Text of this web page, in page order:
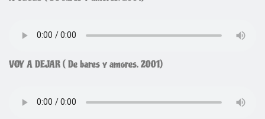
VOY A DEJAR ( De bares y amores. 2001)